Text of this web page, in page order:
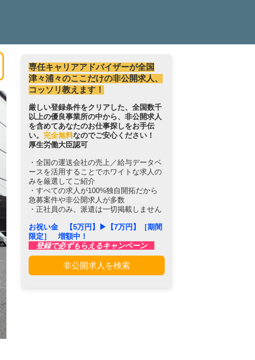
専任キャリアアドバイザーが全国
津々浦々のここだけの非公開求人、
コッソリ教えます！
厳しい登録条件をクリアした、全国数千
以上の優良事業所の中から、非公開求人
を含めてあなたのお仕事探しをお手伝
い。 完全無料なのでご安心ください！
厚生労働大臣認可
・全国の運送会社の売上／給与データベ
ースを活用することでホワイトな求人の
みを厳選してご紹介
・すべての求人が100%独自開拓だから
急募案件や非公開求人が多数
・正社員のみ。派遣は一切掲載しません
お祝い金 【5万円】▶︎【7万円】［期間
限定］ 増額中！
登録で必ずもらえるキャンペーン
非公開求人を検索